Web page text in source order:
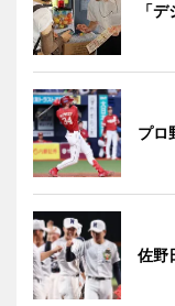
「
プロ
佐野